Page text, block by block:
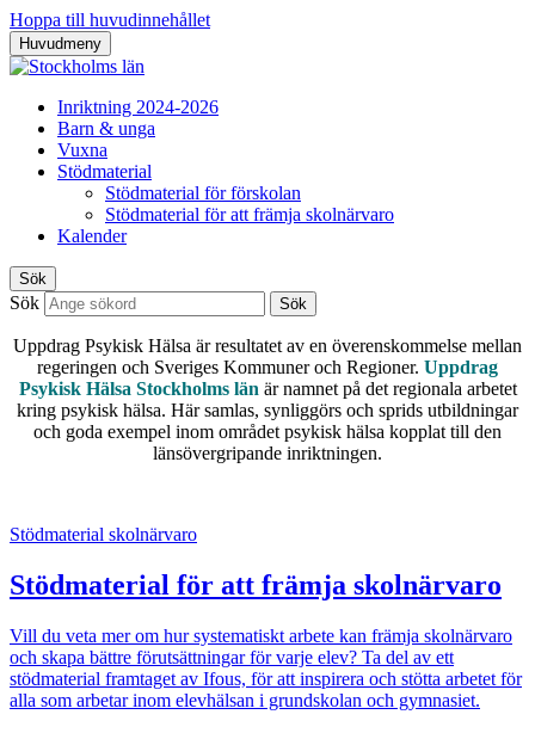
Hoppa till huvudinnehållet
Huvudmeny
Inriktning 2024-2026
Barn & unga
Vuxna
Stödmaterial
Stödmaterial för förskolan
Stödmaterial för att främja skolnärvaro
Kalender
Sök
Sök Sök
Uppdrag Psykisk Hälsa är resultatet av en överenskommelse mellan
regeringen och Sveriges Kommuner och Regioner. Uppdrag
Psykisk Hälsa Stockholms län är namnet på det regionala arbetet
kring psykisk hälsa. Här samlas, synliggörs och sprids utbildningar
och goda exempel inom området psykisk hälsa kopplat till den
länsövergripande inriktningen.
Stödmaterial skolnärvaro
Stödmaterial för att främja skolnärvaro
Vill du veta mer om hur systematiskt arbete kan främja skolnärvaro
och skapa bättre förutsättningar för varje elev? Ta del av ett
stödmaterial framtaget av Ifous, för att inspirera och stötta arbetet för
alla som arbetar inom elevhälsan i grundskolan och gymnasiet.